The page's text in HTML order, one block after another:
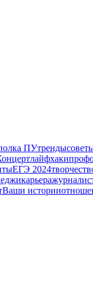
ПУтренды
лайфхаки
ЕГЭ 2024
карьера
Ваши истории